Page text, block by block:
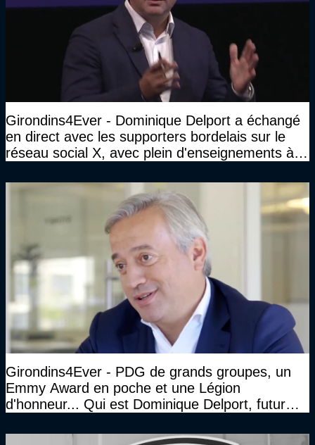
Girondins4Ever - Dominique Delport a échangé
en direct avec les supporters bordelais sur le
réseau social X, avec plein d'enseignements à la
Girondins4Ever - PDG de grands groupes, un
Emmy Award en poche et une Légion
d'honneur... Qui est Dominique Delport, futur